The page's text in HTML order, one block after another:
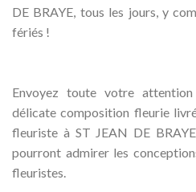
DE BRAYE, tous les jours, y
fériés !
Envoyez toute votre
délicate composition fleurie
fleuriste à ST JEAN DE
pourront admirer les
fleuristes.